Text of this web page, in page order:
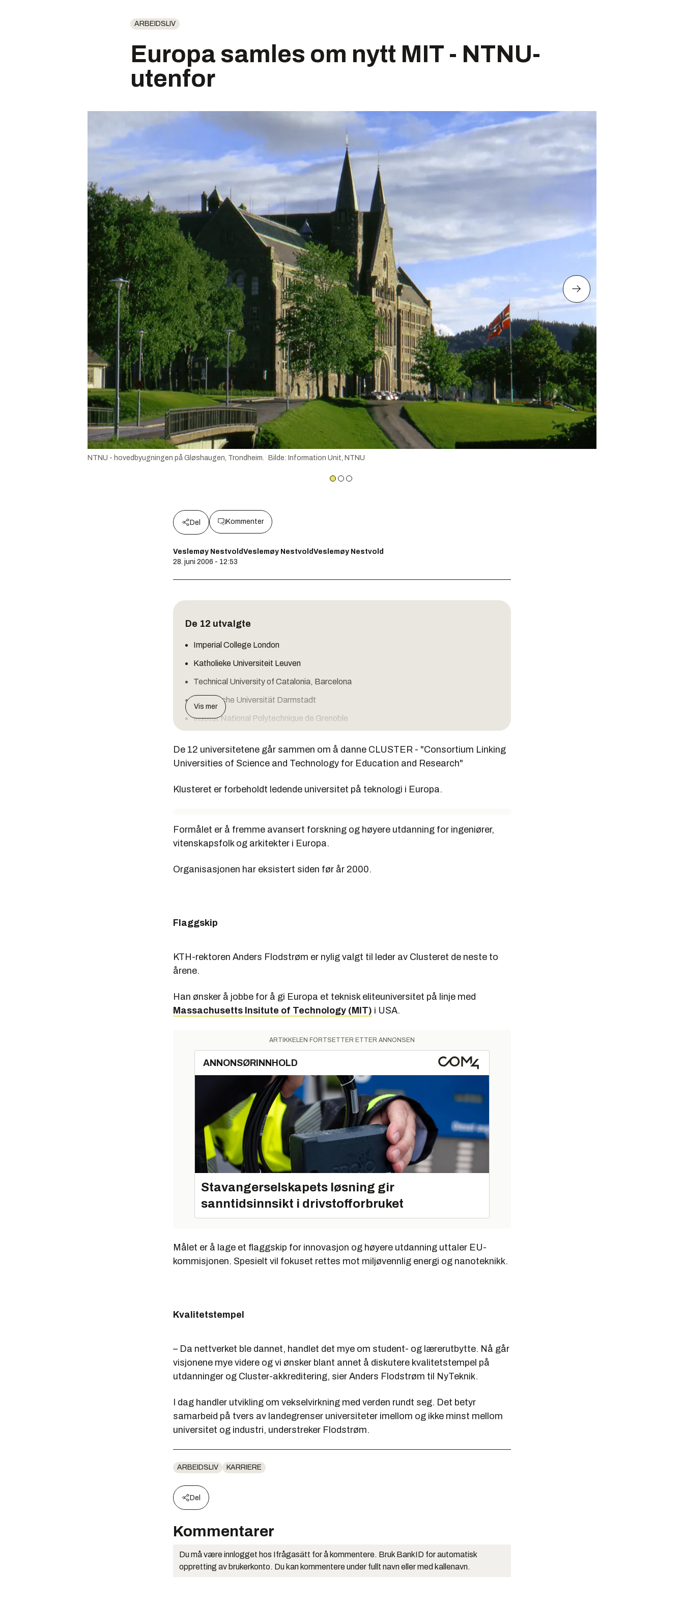
ARBEIDSLIV
Europa samles om nytt MIT - NTNU-
utenfor
NTNU - hovedbyugningen på Gløshaugen, Trondheim. Bilde: Information Unit, NTNU
Del Kommenter
Veslemøy NestvoldVeslemøy NestvoldVeslemøy Nestvold
28. juni 2006 - 12:53
De 12 utvalgte
Imperial College London
Katholieke Universiteit Leuven
Technical University of Catalonia, Barcelona
Technische Universität Darmstadt
Institut National Polytechnique de Grenoble
Technische Universiteit Eindhoven
Politecnico Torino
Ecole Polytechnique Fédérale de Lausanne
Helsinki University of Technology
Vis mer
De 12 universitetene går sammen om å danne CLUSTER - "Consortium Linking
Universities of Science and Technology for Education and Research"
Klusteret er forbeholdt ledende universitet på teknologi i Europa.
Formålet er å fremme avansert forskning og høyere utdanning for ingeniører,
vitenskapsfolk og arkitekter i Europa.
Organisasjonen har eksistert siden før år 2000.
Flaggskip
KTH-rektoren Anders Flodstrøm er nylig valgt til leder av Clusteret de neste to
årene.
Han ønsker å jobbe for å gi Europa et teknisk eliteuniversitet på linje med
Massachusetts Insitute of Technology (MIT) i USA.
ARTIKKELEN FORTSETTER ETTER ANNONSEN
ANNONSØRINNHOLD
Stavangerselskapets løsning gir
sanntidsinnsikt i drivstofforbruket
Målet er å lage et flaggskip for innovasjon og høyere utdanning uttaler EU-
kommisjonen. Spesielt vil fokuset rettes mot miljøvennlig energi og nanoteknikk.
Kvalitetstempel
– Da nettverket ble dannet, handlet det mye om student- og lærerutbytte. Nå går
visjonene mye videre og vi ønsker blant annet å diskutere kvalitetstempel på
utdanninger og Cluster-akkreditering, sier Anders Flodstrøm til NyTeknik.
I dag handler utvikling om vekselvirkning med verden rundt seg. Det betyr
samarbeid på tvers av landegrenser universiteter imellom og ikke minst mellom
universitet og industri, understreker Flodstrøm.
ARBEIDSLIV KARRIERE
Del
Kommentarer
Du må være innlogget hos Ifrågasätt for å kommentere. Bruk BankID for automatisk
oppretting av brukerkonto. Du kan kommentere under fullt navn eller med kallenavn.